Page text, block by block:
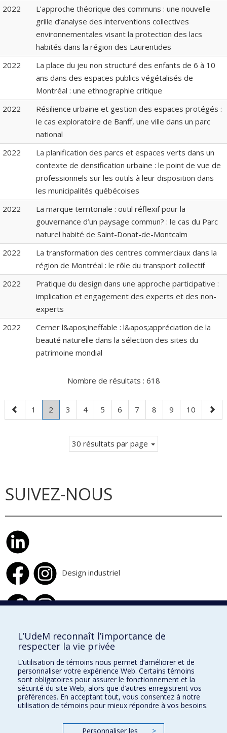
2022
L’approche théorique des communs : une nouvelle
grille d’analyse des interventions collectives
environnementales visant la protection des lacs
habités dans la région des Laurentides
2022
La place du jeu non structuré des enfants de 6 à 10
ans dans des espaces publics végétalisés de
Montréal : une ethnographie critique
2022
Résilience urbaine et gestion des espaces protégés :
le cas exploratoire de Banff, une ville dans un parc
national
2022
La planification des parcs et espaces verts dans un
contexte de densification urbaine : le point de vue de
professionnels sur les outils à leur disposition dans
les municipalités québécoises
2022
La marque territoriale : outil réflexif pour la
gouvernance d’un paysage commun? : le cas du Parc
naturel habité de Saint-Donat-de-Montcalm
2022
La transformation des centres commerciaux dans la
région de Montréal : le rôle du transport collectif
2022
Pratique du design dans une approche participative :
implication et engagement des experts et des non-
experts
2022
Cerner l&apos;ineffable : l&apos;appréciation de la
beauté naturelle dans la sélection des sites du
patrimoine mondial
Nombre de résultats : 618
Page
précédente
Page
1 Page
2
Page
courante.
Page
3 Page
4 Page
5 Page
6 Page
7 Page
8 Page
9 Page
10
Page
30 résultats par page
SUIVEZ-NOUS
Design industriel
Design d'intérieur
École de design
École d'architecture
École d'urbanisme et d'architecture de paysage
L’UdeM reconnaît l’importance de
respecter la vie privée
L’utilisation de témoins nous permet d’améliorer et de
personnaliser votre expérience Web. Certains témoins
sont obligatoires pour assurer le fonctionnement et la
sécurité du site Web, alors que d’autres enregistrent vos
préférences. En acceptant tout, vous consentez à notre
utilisation de témoins pour mieux répondre à vos besoins.
Personnaliser les >